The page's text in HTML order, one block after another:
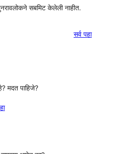
सबमिट केलेली नाहीत.
सर्वपुनरावलोकने
पहा
मदत पाहिजे?